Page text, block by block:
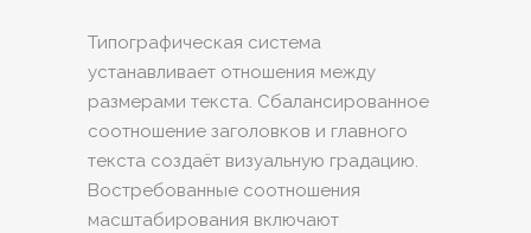
Типографическая система
устанавливает отношения между
размерами текста. Сбалансированное
соотношение заголовков и главного
текста создаёт визуальную градацию.
Востребованные соотношения
масштабирования включают